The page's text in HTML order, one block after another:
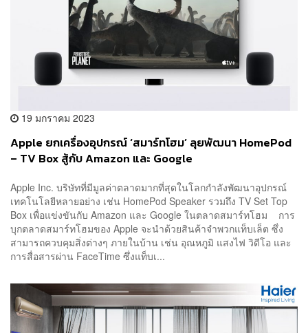
19 มกราคม 2023
Apple ยกเครื่องอุปกรณ์ ‘สมาร์ทโฮม’ ลุยพัฒนา HomePod
– TV Box สู้กับ Amazon และ Google
Apple Inc. บริษัทที่มีมูลค่าตลาดมากที่สุดในโลกกำลังพัฒนาอุปกรณ์
เทคโนโลยีหลายอย่าง เช่น HomePod Speaker รวมถึง TV Set Top
Box เพื่อแข่งขันกับ Amazon และ Google ในตลาดสมาร์ทโฮม การ
บุกตลาดสมาร์ทโฮมของ Apple จะนำด้วยสินค้าจำพวกแท็บเล็ต ซึ่ง
สามารถควบคุมสิ่งต่างๆ ภายในบ้าน เช่น อุณหภูมิ แสงไฟ วิดีโอ และ
การสื่อสารผ่าน FaceTime ซึ่งแท็บเ...